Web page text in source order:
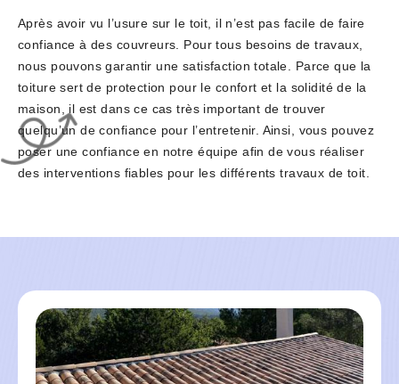
Après avoir vu l’usure sur le toit, il n’est pas facile de faire
confiance à des couvreurs. Pour tous besoins de travaux,
nous pouvons garantir une satisfaction totale. Parce que la
toiture sert de protection pour le confort et la solidité de la
maison, il est dans ce cas très important de trouver
quelqu’un de confiance pour l’entretenir. Ainsi, vous pouvez
poser une confiance en notre équipe afin de vous réaliser
des interventions fiables pour les différents travaux de toit.